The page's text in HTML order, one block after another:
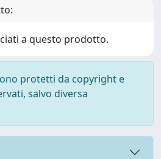
a questo prodotto.
protetti da copyright e
salvo diversa